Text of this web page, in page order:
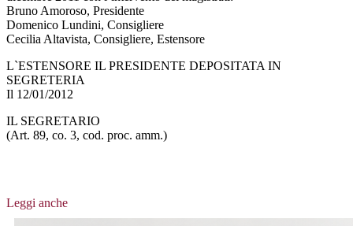
Bruno Amoroso, Presidente
Domenico Lundini, Consigliere
Cecilia Altavista, Consigliere, Estensore
L`ESTENSORE IL PRESIDENTE DEPOSITATA IN
SEGRETERIA
Il 12/01/2012
IL SEGRETARIO
(Art. 89, co. 3, cod. proc. amm.)
Leggi anche